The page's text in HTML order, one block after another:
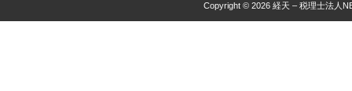
Copyright © 2026 経天 – 税理士法人